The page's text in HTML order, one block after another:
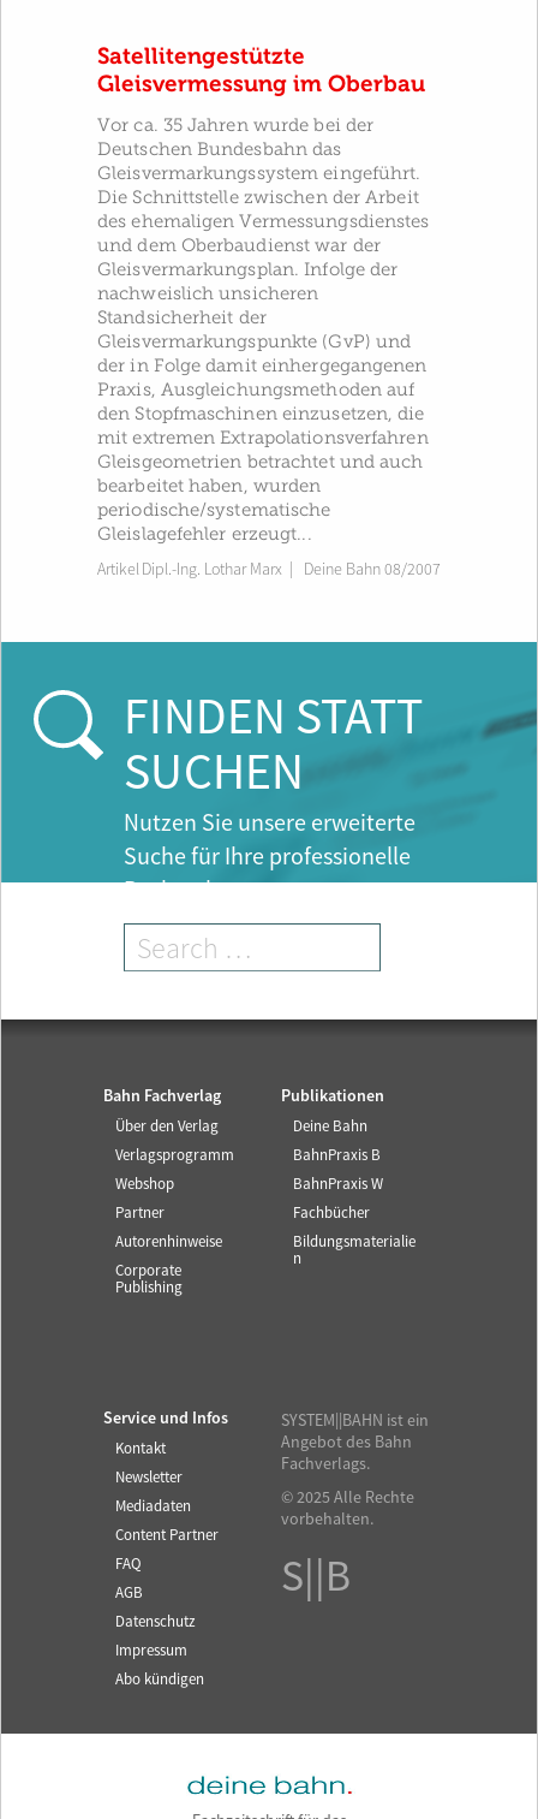
Satellitengestützte
Gleisvermessung im Oberbau
Vor ca. 35 Jahren wurde bei der
Deutschen Bundesbahn das
Gleisvermarkungssystem eingeführt.
Die Schnittstelle zwischen der Arbeit
des ehemaligen Vermessungsdienstes
und dem Oberbaudienst war der
Gleisvermarkungsplan. Infolge der
nachweislich unsicheren
Standsicherheit der
Gleisvermarkungspunkte (GvP) und
der in Folge damit einhergegangenen
Praxis, Ausgleichungsmethoden auf
den Stopfmaschinen einzusetzen, die
mit extremen Extrapolationsverfahren
Gleisgeometrien betrachtet und auch
bearbeitet haben, wurden
periodische/systematische
Gleislagefehler erzeugt...
ArtikelDipl.-Ing. Lothar Marx Deine Bahn 08/2007
FINDEN STATT
SUCHEN
Nutzen Sie unsere erweiterte
Suche für Ihre professionelle
Recherche.
Bahn Fachverlag
Über den Verlag
Verlagsprogramm
Webshop
Partner
Autorenhinweise
Corporate
Publishing
Publikationen
Deine Bahn
BahnPraxis B
BahnPraxis W
Fachbücher
Bildungsmaterialie
n
Service und Infos
Kontakt
Newsletter
Mediadaten
Content Partner
FAQ
AGB
Datenschutz
Impressum
Abo kündigen
SYSTEM||BAHN ist ein
Angebot des Bahn
Fachverlags.
© 2025 Alle Rechte
vorbehalten.
S||B